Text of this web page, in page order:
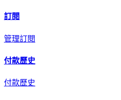
訂閱
管理訂閱
付款歷史
付款歷史